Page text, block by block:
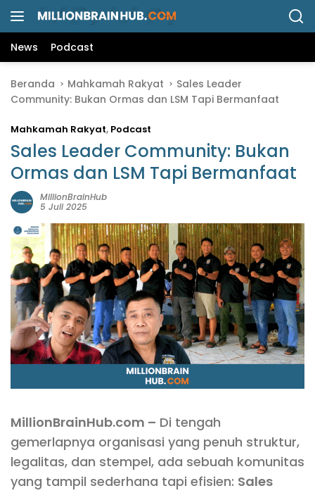
News Podcast
Beranda Mahkamah Rakyat
Sales Leader
Community: Bukan Ormas dan LSM Tapi Bermanfaat
Mahkamah Rakyat, Podcast
Sales Leader Community: Bukan
Ormas dan LSM Tapi Bermanfaat
MillionBrainHub
5 Juli 2025
MillionBrainHub.com – Di tengah
gemerlapnya organisasi yang penuh struktur,
legalitas, dan stempel, ada sebuah komunitas
yang tampil sederhana tapi efisien: Sales